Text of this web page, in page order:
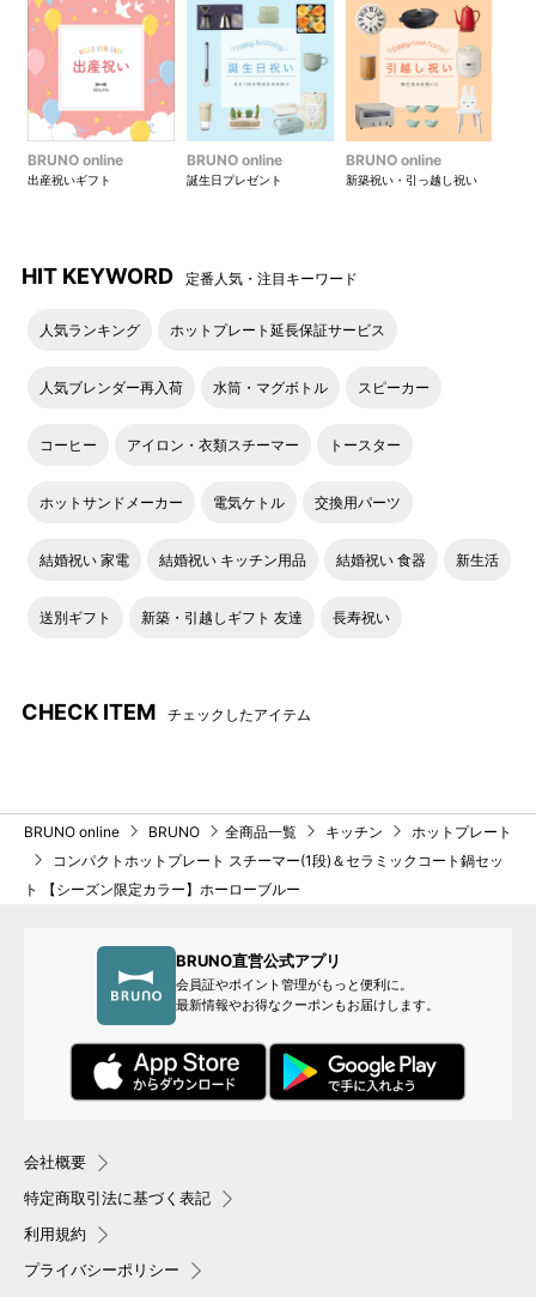
BRUNO online
出産祝いギフト
BRUNO online
誕生日プレゼント
BRUNO online
新築祝い・引っ越し祝い
HIT KEYWORD 定番人気・注目キーワード
人気ランキング ホットプレート延長保証サービス
人気ブレンダー再入荷 水筒・マグボトル スピーカー
コーヒー アイロン・衣類スチーマー トースター
ホットサンドメーカー 電気ケトル 交換用パーツ
結婚祝い 家電 結婚祝い キッチン用品 結婚祝い 食器 新生活
送別ギフト 新築・引越しギフト 友達 長寿祝い
CHECK ITEM チェックしたアイテム
BRUNO online BRUNO 全商品一覧 キッチン
ホットプレート
コンパクトホットプレート スチーマー(1段)＆セラミックコート鍋セッ
ト 【シーズン限定カラー】ホーローブルー
BRUNO直営公式アプリ
会員証やポイント管理がもっと便利に。
最新情報やお得なクーポンもお届けします。
会社概要
特定商取引法に基づく表記
利用規約
プライバシーポリシー